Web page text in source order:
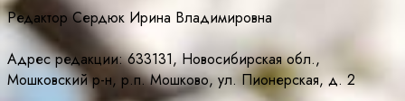
Редактор Сердюк Ирина Владимировна
Адрес редакции: 633131, Новосибирская обл.,
Мошковский р-н, р.п. Мошково, ул. Пионерская, д. 2